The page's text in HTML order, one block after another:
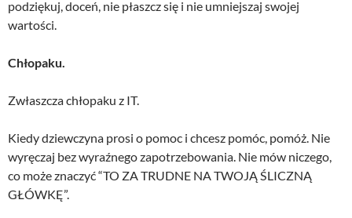
podziękuj, doceń, nie płaszcz się i nie umniejszaj swojej
wartości.
Chłopaku.
Zwłaszcza chłopaku z IT.
Kiedy dziewczyna prosi o pomoc i chcesz pomóc, pomóż. Nie
wyręczaj bez wyraźnego zapotrzebowania. Nie mów niczego,
co może znaczyć “TO ZA TRUDNE NA TWOJĄ ŚLICZNĄ
GŁÓWKĘ”.